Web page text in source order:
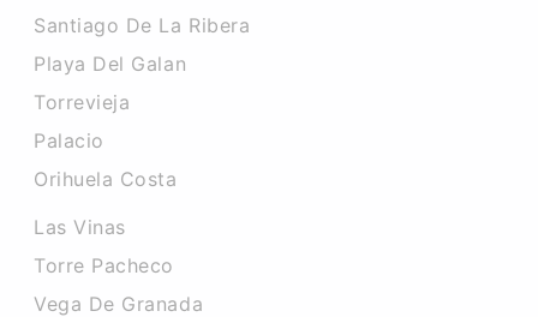
Santiago De La Ribera
Playa Del Galan
Torrevieja
Palacio
Orihuela Costa
Las Vinas
Torre Pacheco
Vega De Granada